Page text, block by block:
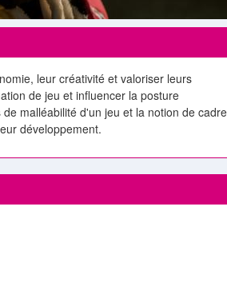
leur créativité et valoriser leurs
de jeu et influencer la posture
malléabilité d'un jeu et la notion de cadre
développement.